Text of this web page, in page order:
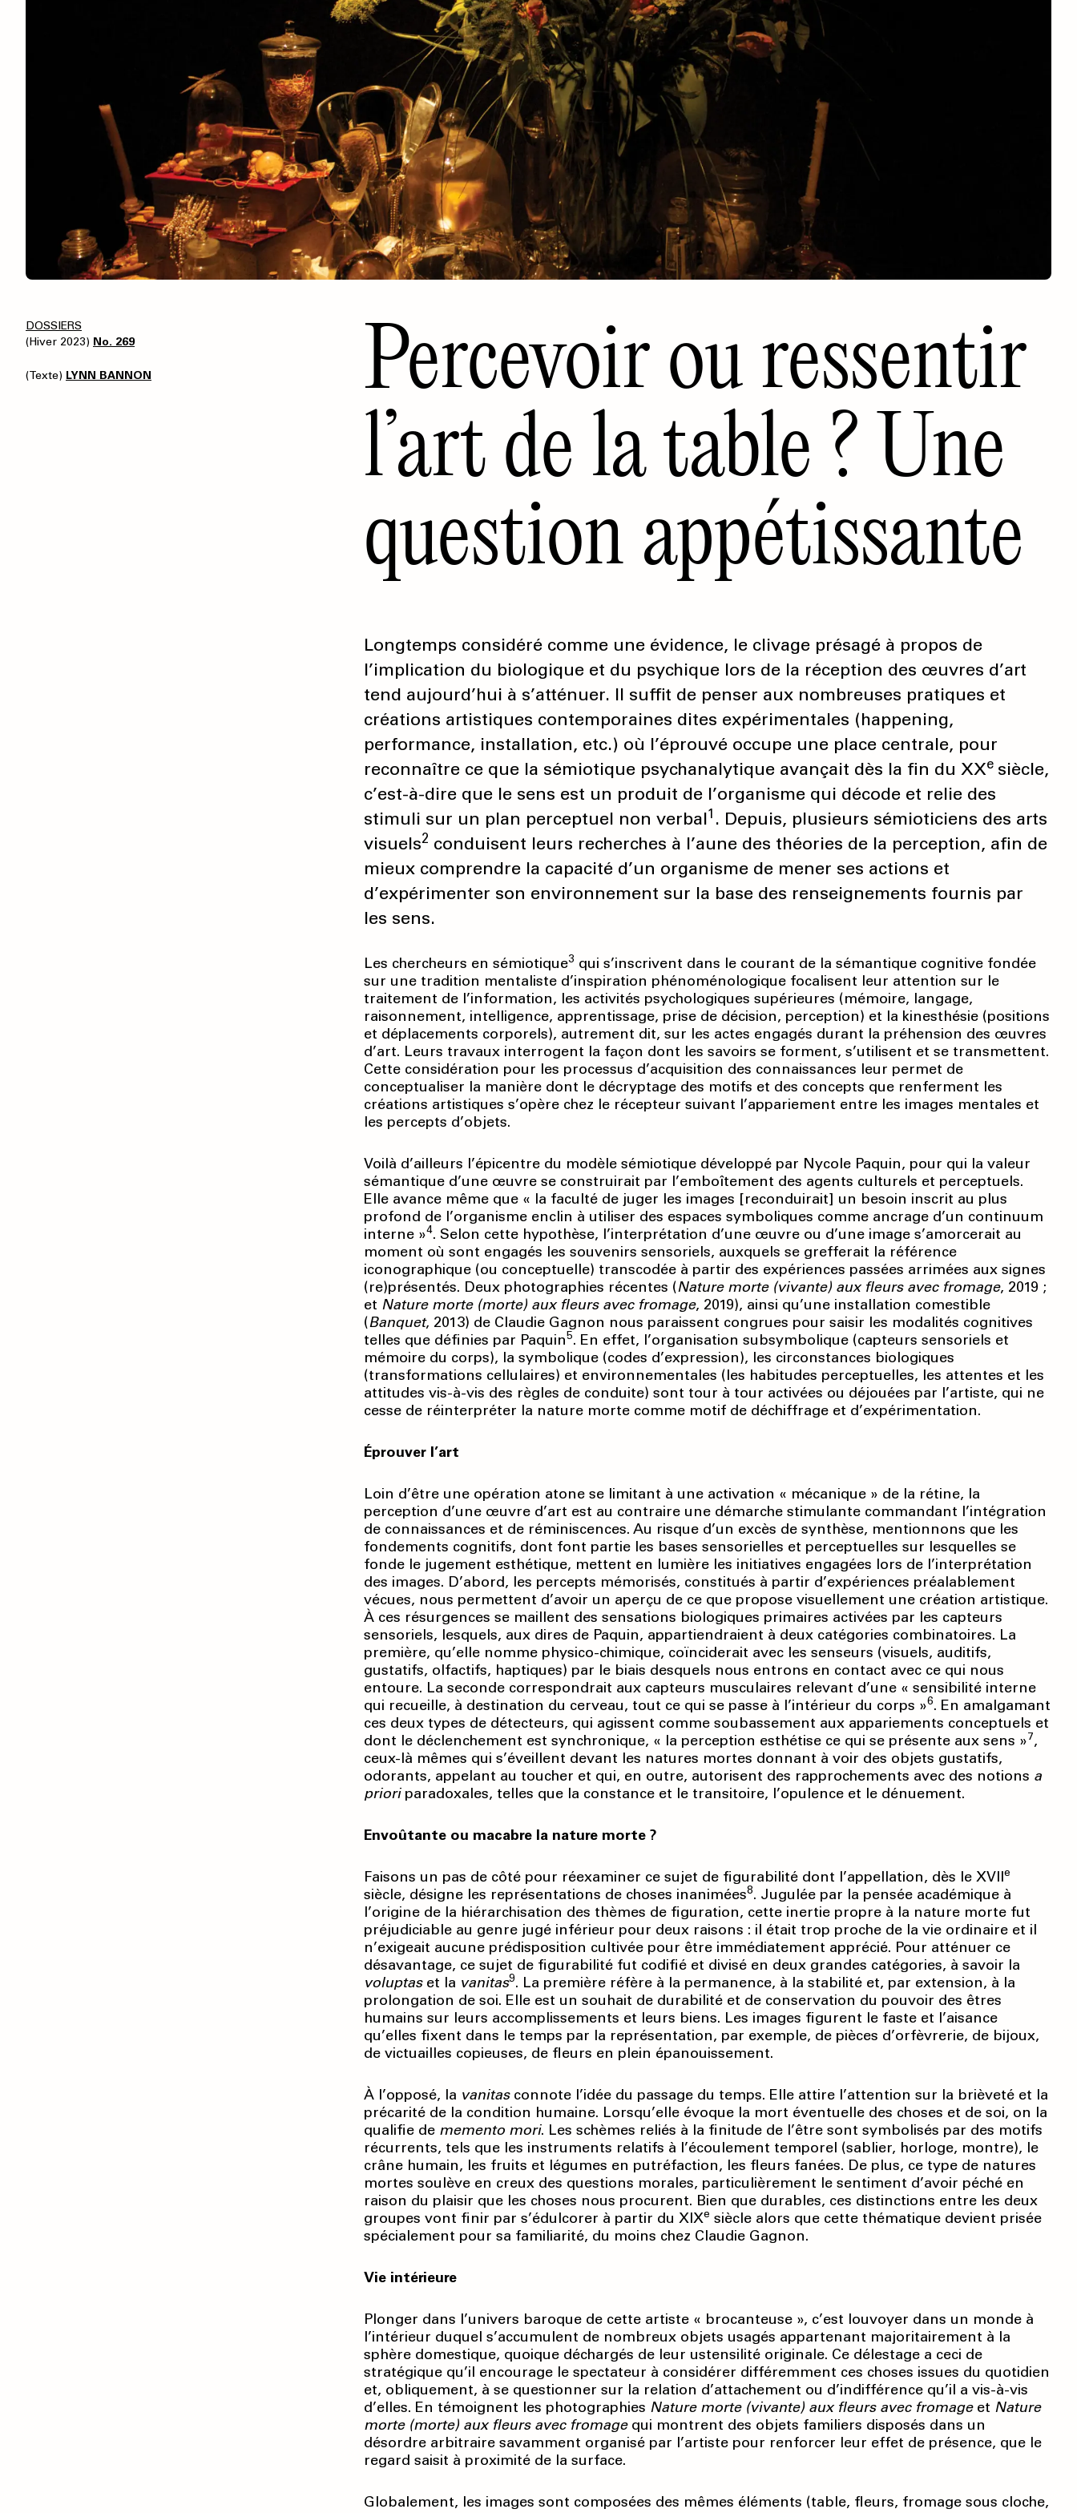
DOSSIERS
(Hiver 2023) No. 269
(Texte) LYNN BANNON
Percevoir ou ressentir
l’art de la table ? Une
question appétissante
Longtemps considéré comme une évidence, le clivage présagé à propos de
l’implication du biologique et du psychique lors de la réception des œuvres d’art
tend aujourd’hui à s’atténuer. Il suffit de penser aux nombreuses pratiques et
créations artistiques contemporaines dites expérimentales (happening,
performance, installation, etc.) où l’éprouvé occupe une place centrale, pour
reconnaître ce que la sémiotique psychanalytique avançait dès la fin du XXe siècle,
c’est-à-dire que le sens est un produit de l’organisme qui décode et relie des
stimuli sur un plan perceptuel non verbal1 . Depuis, plusieurs sémioticiens des arts
visuels2 conduisent leurs recherches à l’aune des théories de la perception, afin de
mieux comprendre la capacité d’un organisme de mener ses actions et
d’expérimenter son environnement sur la base des renseignements fournis par
les sens.
Les chercheurs en sémiotique3 qui s’inscrivent dans le courant de la sémantique cognitive fondée
sur une tradition mentaliste d’inspiration phénoménologique focalisent leur attention sur le
traitement de l’information, les activités psychologiques supérieures (mémoire, langage,
raisonnement, intelligence, apprentissage, prise de décision, perception) et la kinesthésie (positions
et déplacements corporels), autrement dit, sur les actes engagés durant la préhension des œuvres
d’art. Leurs travaux interrogent la façon dont les savoirs se forment, s’utilisent et se transmettent.
Cette considération pour les processus d’acquisition des connaissances leur permet de
conceptualiser la manière dont le décryptage des motifs et des concepts que renferment les
créations artistiques s’opère chez le récepteur suivant l’appariement entre les images mentales et
les percepts d’objets.
Voilà d’ailleurs l’épicentre du modèle sémiotique développé par Nycole Paquin, pour qui la valeur
sémantique d’une œuvre se construirait par l’emboîtement des agents culturels et perceptuels.
Elle avance même que « la faculté de juger les images [reconduirait] un besoin inscrit au plus
profond de l’organisme enclin à utiliser des espaces symboliques comme ancrage d’un continuum
interne »4. Selon cette hypothèse, l’interprétation d’une œuvre ou d’une image s’amorcerait au
moment où sont engagés les souvenirs sensoriels, auxquels se grefferait la référence
iconographique (ou conceptuelle) transcodée à partir des expériences passées arrimées aux signes
(re)présentés. Deux photographies récentes (Nature morte (vivante) aux fleurs avec fromage, 2019 ;
et Nature morte (morte) aux fleurs avec fromage, 2019), ainsi qu’une installation comestible
(Banquet, 2013) de Claudie Gagnon nous paraissent congrues pour saisir les modalités cognitives
telles que définies par Paquin5. En effet, l’organisation subsymbolique (capteurs sensoriels et
mémoire du corps), la symbolique (codes d’expression), les circonstances biologiques
(transformations cellulaires) et environnementales (les habitudes perceptuelles, les attentes et les
attitudes vis-à-vis des règles de conduite) sont tour à tour activées ou déjouées par l’artiste, qui ne
cesse de réinterpréter la nature morte comme motif de déchiffrage et d’expérimentation.
Éprouver l’art
Loin d’être une opération atone se limitant à une activation « mécanique » de la rétine, la
perception d’une œuvre d’art est au contraire une démarche stimulante commandant l’intégration
de connaissances et de réminiscences. Au risque d’un excès de synthèse, mentionnons que les
fondements cognitifs, dont font partie les bases sensorielles et perceptuelles sur lesquelles se
fonde le jugement esthétique, mettent en lumière les initiatives engagées lors de l’interprétation
des images. D’abord, les percepts mémorisés, constitués à partir d’expériences préalablement
vécues, nous permettent d’avoir un aperçu de ce que propose visuellement une création artistique.
À ces résurgences se maillent des sensations biologiques primaires activées par les capteurs
sensoriels, lesquels, aux dires de Paquin, appartiendraient à deux catégories combinatoires. La
première, qu’elle nomme physico-chimique, coïnciderait avec les senseurs (visuels, auditifs,
gustatifs, olfactifs, haptiques) par le biais desquels nous entrons en contact avec ce qui nous
entoure. La seconde correspondrait aux capteurs musculaires relevant d’une « sensibilité interne
qui recueille, à destination du cerveau, tout ce qui se passe à l’intérieur du corps »6. En amalgamant
ces deux types de détecteurs, qui agissent comme soubassement aux appariements conceptuels et
dont le déclenchement est synchronique, « la perception esthétise ce qui se présente aux sens »7,
ceux-là mêmes qui s’éveillent devant les natures mortes donnant à voir des objets gustatifs,
odorants, appelant au toucher et qui, en outre, autorisent des rapprochements avec des notions a
priori paradoxales, telles que la constance et le transitoire, l’opulence et le dénuement.
Envoûtante ou macabre la nature morte ?
Faisons un pas de côté pour réexaminer ce sujet de figurabilité dont l’appellation, dès le XVIIe
siècle, désigne les représentations de choses inanimées8. Jugulée par la pensée académique à
l’origine de la hiérarchisation des thèmes de figuration, cette inertie propre à la nature morte fut
préjudiciable au genre jugé inférieur pour deux raisons : il était trop proche de la vie ordinaire et il
n’exigeait aucune prédisposition cultivée pour être immédiatement apprécié. Pour atténuer ce
désavantage, ce sujet de figurabilité fut codifié et divisé en deux grandes catégories, à savoir la
voluptas et la vanitas9. La première réfère à la permanence, à la stabilité et, par extension, à la
prolongation de soi. Elle est un souhait de durabilité et de conservation du pouvoir des êtres
humains sur leurs accomplissements et leurs biens. Les images figurent le faste et l’aisance
qu’elles fixent dans le temps par la représentation, par exemple, de pièces d’orfèvrerie, de bijoux,
de victuailles copieuses, de fleurs en plein épanouissement.
À l’opposé, la vanitas connote l’idée du passage du temps. Elle attire l’attention sur la brièveté et la
précarité de la condition humaine. Lorsqu’elle évoque la mort éventuelle des choses et de soi, on la
qualifie de memento mori. Les schèmes reliés à la finitude de l’être sont symbolisés par des motifs
récurrents, tels que les instruments relatifs à l’écoulement temporel (sablier, horloge, montre), le
crâne humain, les fruits et légumes en putréfaction, les fleurs fanées. De plus, ce type de natures
mortes soulève en creux des questions morales, particulièrement le sentiment d’avoir péché en
raison du plaisir que les choses nous procurent. Bien que durables, ces distinctions entre les deux
groupes vont finir par s’édulcorer à partir du XIXe siècle alors que cette thématique devient prisée
spécialement pour sa familiarité, du moins chez Claudie Gagnon.
Vie intérieure
Plonger dans l’univers baroque de cette artiste « brocanteuse », c’est louvoyer dans un monde à
l’intérieur duquel s’accumulent de nombreux objets usagés appartenant majoritairement à la
sphère domestique, quoique déchargés de leur ustensilité originale. Ce délestage a ceci de
stratégique qu’il encourage le spectateur à considérer différemment ces choses issues du quotidien
et, obliquement, à se questionner sur la relation d’attachement ou d’indifférence qu’il a vis-à-vis
d’elles. En témoignent les photographies Nature morte (vivante) aux fleurs avec fromageet Nature
morte (morte) aux fleurs avec fromagequi montrent des objets familiers disposés dans un
désordre arbitraire savamment organisé par l’artiste pour renforcer leur effet de présence, que le
regard saisit à proximité de la surface.
Globalement, les images sont composées des mêmes éléments (table, fleurs, fromage sous cloche,